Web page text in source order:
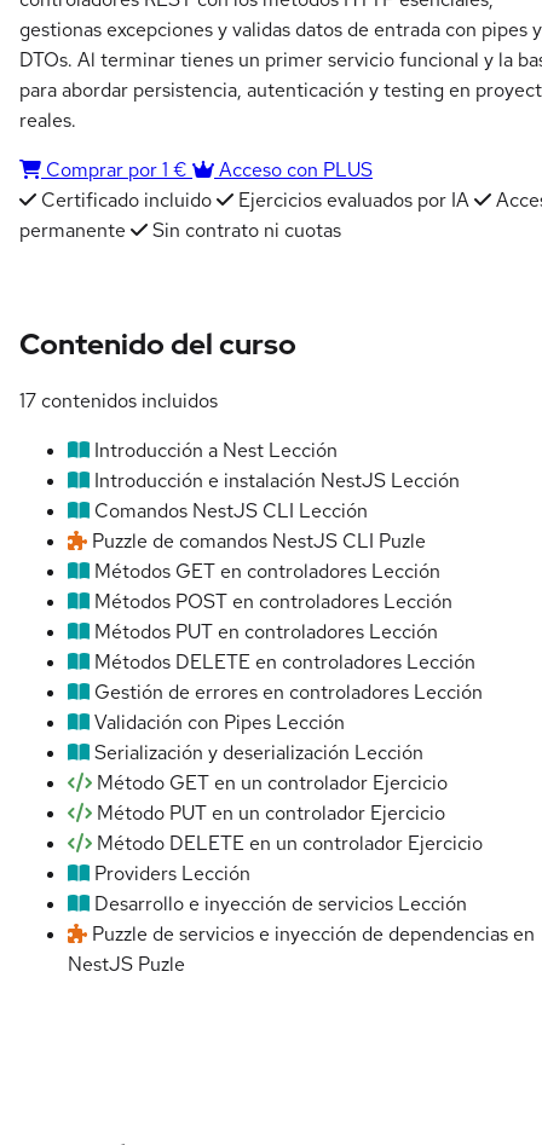
gestionas excepciones y validas datos de entrada con pipes y
DTOs. Al terminar tienes un primer servicio funcional y la
para abordar persistencia, autenticación y testing en
reales.
Comprar por 1 €
Acceso con PLUS
Certificado incluido
Ejercicios evaluados por IA
permanente
Sin contrato ni cuotas
Contenido del curso
17 contenidos incluidos
Introducción a Nest Lección
Introducción e instalación NestJS Lección
Comandos NestJS CLI Lección
Puzzle de comandos NestJS CLI Puzle
Métodos GET en controladores Lección
Métodos POST en controladores Lección
Métodos PUT en controladores Lección
Métodos DELETE en controladores Lección
Gestión de errores en controladores Lección
Validación con Pipes Lección
Serialización y deserialización Lección
Método GET en un controlador Ejercicio
Método PUT en un controlador Ejercicio
Método DELETE en un controlador Ejercicio
Providers Lección
Desarrollo e inyección de servicios Lección
Puzzle de servicios e inyección de dependencias en
NestJS Puzle